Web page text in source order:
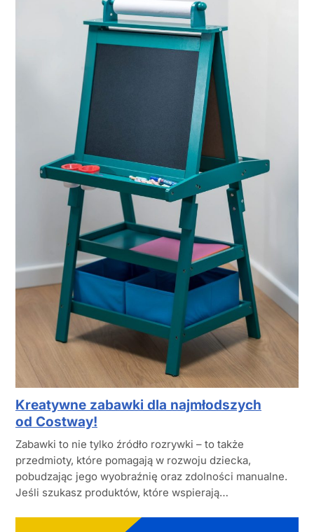
Kreatywne zabawki dla najmłodszych
od Costway!
Zabawki to nie tylko źródło rozrywki – to także
przedmioty, które pomagają w rozwoju dziecka,
pobudzając jego wyobraźnię oraz zdolności manualne.
Jeśli szukasz produktów, które wspierają…